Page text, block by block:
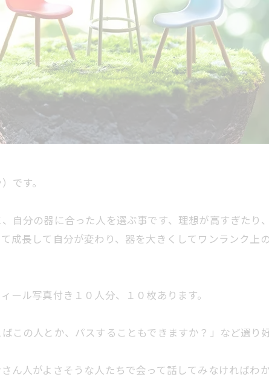
です。
自分の器に合った人を選ぶ事です、理想が高すぎたり
成長して自分が変わり、器を大きくしてワンランク上
ール写真付き１０人分、１０枚あります。
この人とか、パスすることもできますか？」など選り
ん人がよさそうな人たちで会って話してみなければわ